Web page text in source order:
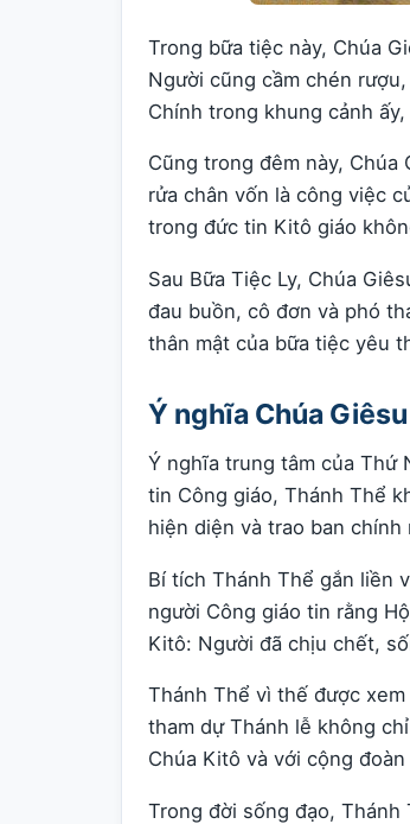
Trong bữa tiệc này, Chúa
Người cũng cầm chén
Chính trong khung cảnh
Cũng trong đêm này,
rửa chân vốn là công việc
trong đức tin Kitô giáo
Sau Bữa Tiệc Ly, Chúa
đau buồn, cô đơn và phó
thân mật của bữa tiệc yêu
Ý nghĩa Chúa
Ý nghĩa trung tâm của Thứ
tin Công giáo, Thánh Thể
hiện diện và trao ban chính
Bí tích Thánh Thể gắn liền
người Công giáo tin rằng
Kitô: Người đã chịu chết,
Thánh Thể vì thế được
tham dự Thánh lễ không
Chúa Kitô và với cộng
Trong đời sống đạo,